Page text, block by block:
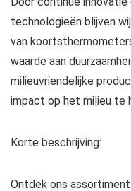
technologieën blijven
van
waarde aan
milieuvriendelijke
impact op het milieu te
Korte beschrijving:
Ontdek ons